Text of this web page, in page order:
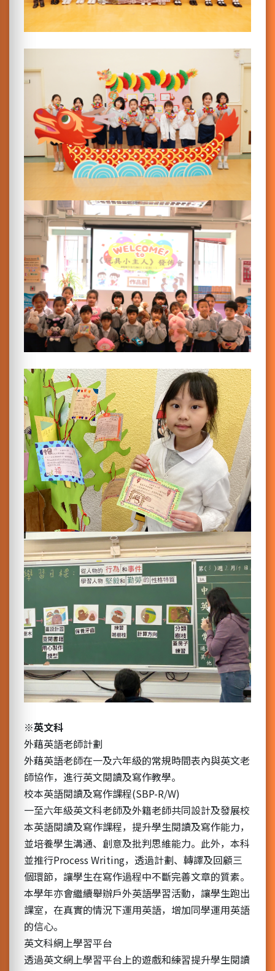
※英文科
外藉英語老師計劃
外藉英語老師在一及六年級的常規時間表內與英文老
師協作，進行英文閱讀及寫作教學。
校本英語閱讀及寫作課程(SBP-R/W)
一至六年級英文科老師及外籍老師共同設計及發展校
本英語閱讀及寫作課程，提升學生閱讀及寫作能力，
並培養學生溝通、創意及批判思維能力。此外，本科
並推行Process Writing，透過計劃、轉譯及回顧三
個環節，讓學生在寫作過程中不斷完善文章的質素。
本學年亦會繼續舉辦戶外英語學習活動，讓學生跑出
課室，在真實的情況下運用英語，增加同學運用英語
的信心。
英文科網上學習平台
透過英文網上學習平台上的遊戲和練習提升學生閱讀